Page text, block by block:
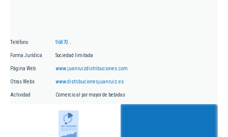
Teléfono 96870...
Forma Jurídica Sociedad limitada
Página Web www.juanruizdistribuciones.com
Otras Webs www.distribucionesjuanruiz.es
Actividad Comercio al por mayor de bebidas